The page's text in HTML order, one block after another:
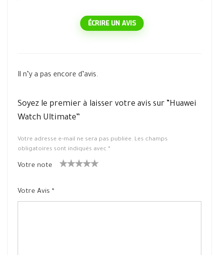
ÉCRIRE UN AVIS
Il n’y a pas encore d’avis.
Soyez le premier à laisser votre avis sur “Huawei
Watch Ultimate”
Votre adresse e-mail ne sera pas publiée. Les champs
obligatoires sont indiqués avec *
Votre note
oil
sur
Votre Avis *